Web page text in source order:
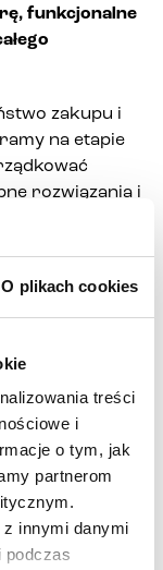
O plikach cookies
treści
i
o tym, jak
partnerom
z innymi danymi
podczas
funkcjonalne
zakupu i
na etapie
rozwiązania i
To
które kupują
działania
na
jak różne
jest